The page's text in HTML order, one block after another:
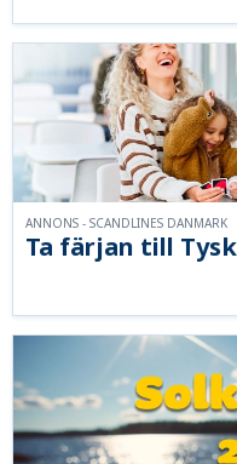
Ta färjan till
ANNONS - SCANDLINES DANMARK